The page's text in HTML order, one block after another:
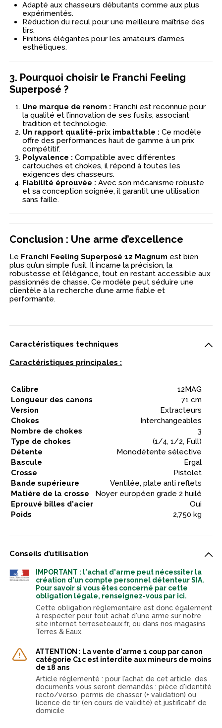
Adapté aux chasseurs débutants comme aux plus
expérimentés.
Réduction du recul pour une meilleure maîtrise des
tirs.
Finitions élégantes pour les amateurs d’armes
esthétiques.
3. Pourquoi choisir le Franchi Feeling
Superposé ?
Une marque de renom : Franchi est reconnue pour
la qualité et l’innovation de ses fusils, associant
tradition et technologie.
Un rapport qualité-prix imbattable : Ce modèle
offre des performances haut de gamme à un prix
compétitif.
Polyvalence : Compatible avec différentes
cartouches et chokes, il répond à toutes les
exigences des chasseurs.
Fiabilité éprouvée : Avec son mécanisme robuste
et sa conception soignée, il garantit une utilisation
sans faille.
Conclusion : Une arme d’excellence
Le Franchi Feeling Superposé 12 Magnum est bien
plus qu’un simple fusil. Il incarne la précision, la
robustesse et l’élégance, tout en restant accessible aux
passionnés de chasse. Ce modèle peut séduire une
clientèle à la recherche d’une arme fiable et
performante.
Caractéristiques techniques
Caractéristiques principales :
Calibre
12MAG
Longueur des canons
71 cm
Version
Extracteurs
Chokes
Interchangeables
Nombre de chokes
3
Type de chokes
(1/4, 1/2, Full)
Détente
Monodétente sélective
Bascule
Ergal
Crosse
Pistolet
Bande supérieure
Ventilée, plate anti reflets
Matière de la crosse
Noyer européen grade 2 huilé
Eprouvé billes d'acier
Oui
Poids
2,750 kg
Conseils d’utilisation
IMPORTANT : l'achat d'arme peut nécessiter la
création d'un compte personnel détenteur SIA.
Pour savoir si vous êtes concerné par cette
obligation légale, renseignez-vous par ici.
Cette obligation réglementaire est donc également
à respecter pour tout achat d'une arme sur notre
site internet terreseteaux.fr, ou dans nos magasins
Terres & Eaux.
ATTENTION : La vente d'arme 1 coup par canon
catégorie C1c est interdite aux mineurs de moins
de 18 ans
Article réglementé : pour l’achat de cet article, des
documents vous seront demandés : pièce d'identité
recto/verso, permis de chasser (+ validation) ou
licence de tir (en cours de validité) et justificatif de
domicile